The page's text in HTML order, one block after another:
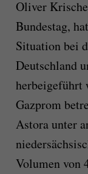
Oliver
Bundestag,
Situation bei
Deutschland
herbeigeführt
Gazprom
Astora unter
Volumen von